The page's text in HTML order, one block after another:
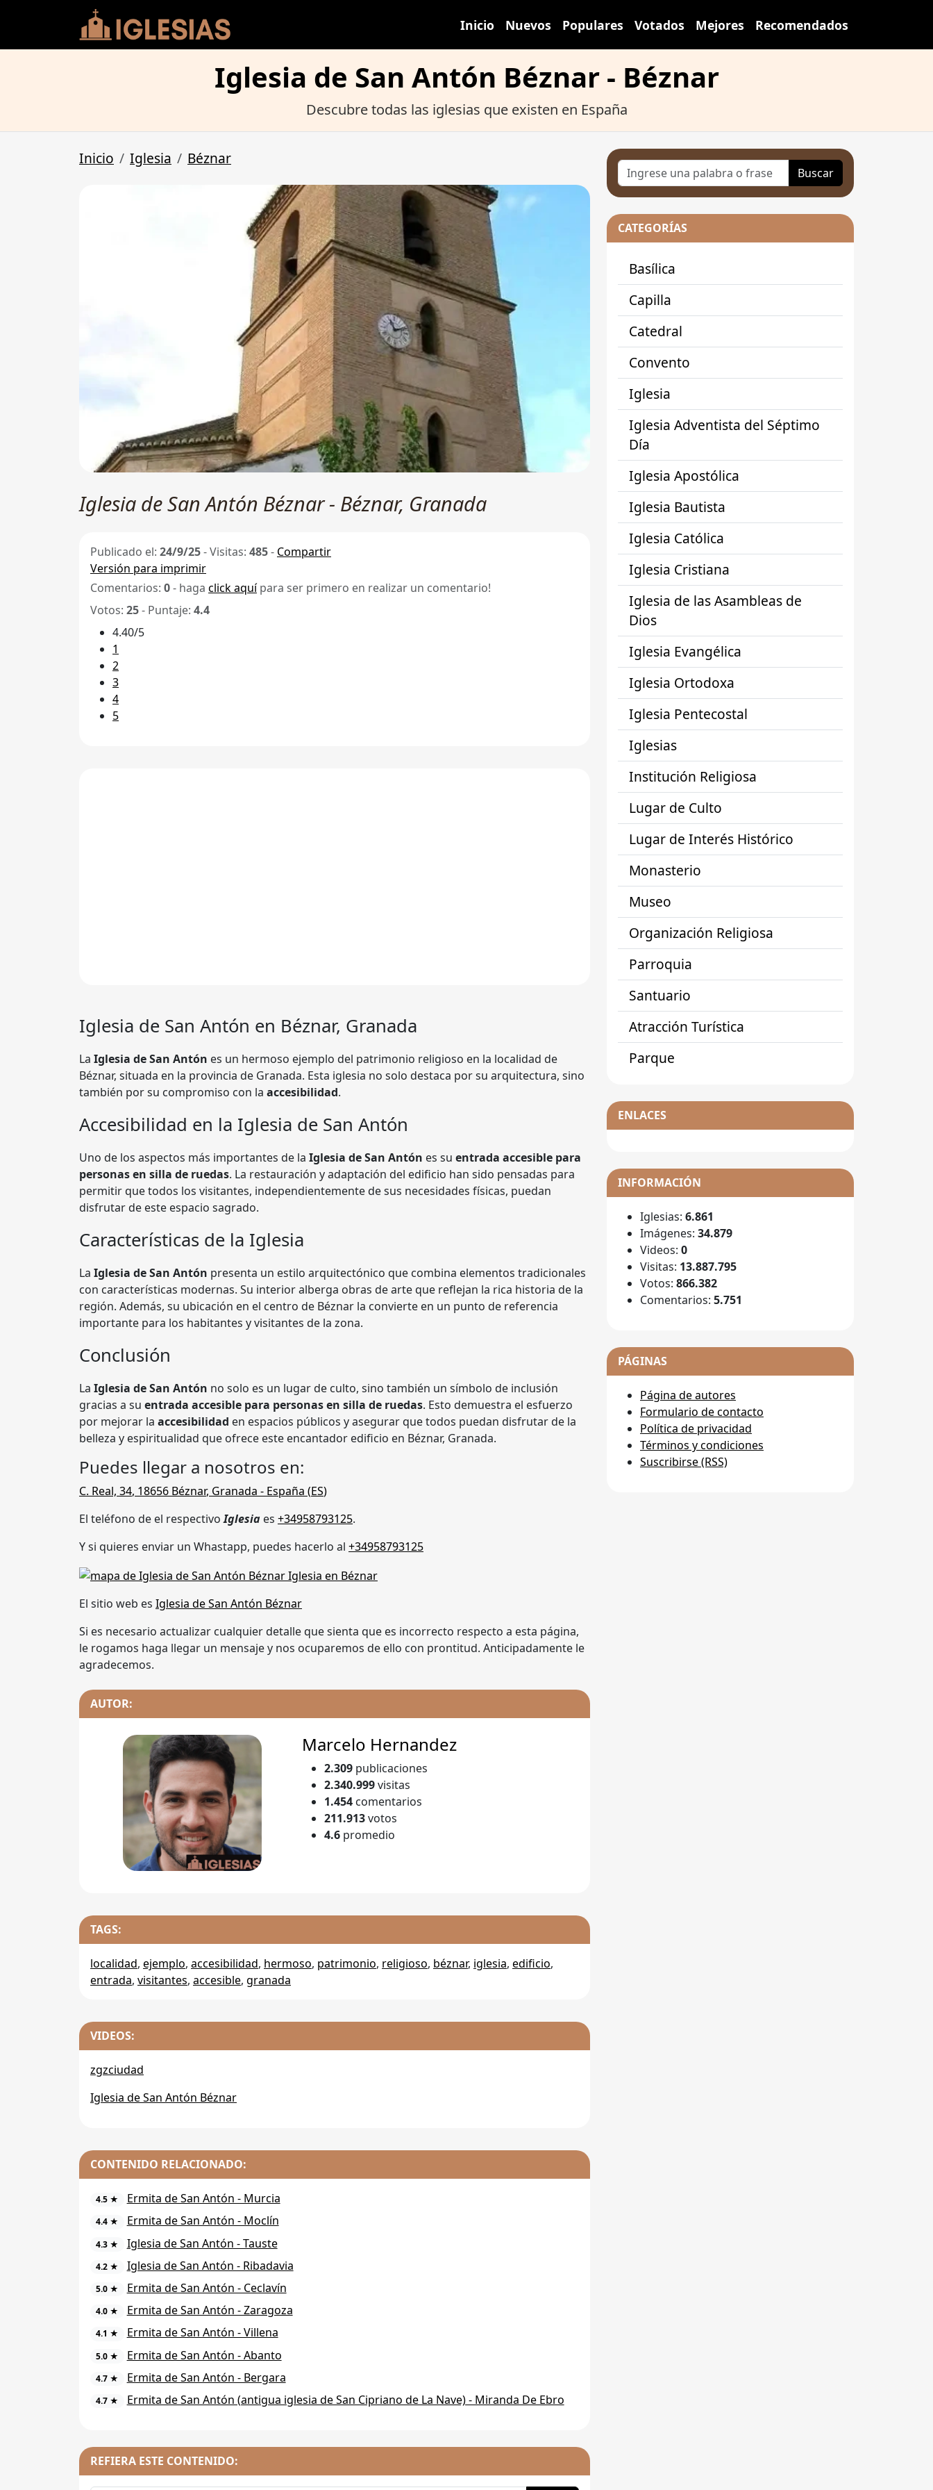
Inicio Nuevos Populares Votados Mejores Recomendados
Iglesia de San Antón Béznar - Béznar
Descubre todas las iglesias que existen en España
Inicio Iglesia Béznar
Iglesia de San Antón Béznar - Béznar, Granada
Publicado el: 24/9/25-Visitas: 485- Compartir
Versión para imprimir
Comentarios: 0- haga click aquípara ser primero en realizar un comentario!
Votos: 25- Puntaje: 4.4
4.40/5
1
2
3
4
5
Iglesia de San Antón en Béznar, Granada
La Iglesia de San Antón es un hermoso ejemplo del patrimonio religioso en la localidad de
Béznar, situada en la provincia de Granada. Esta iglesia no solo destaca por su arquitectura, sino
también por su compromiso con la accesibilidad.
Accesibilidad en la Iglesia de San Antón
Uno de los aspectos más importantes de la Iglesia de San Antón es su entrada accesible para
personas en silla de ruedas. La restauración y adaptación del edificio han sido pensadas para
permitir que todos los visitantes, independientemente de sus necesidades físicas, puedan
disfrutar de este espacio sagrado.
Características de la Iglesia
La Iglesia de San Antón presenta un estilo arquitectónico que combina elementos tradicionales
con características modernas. Su interior alberga obras de arte que reflejan la rica historia de la
región. Además, su ubicación en el centro de Béznar la convierte en un punto de referencia
importante para los habitantes y visitantes de la zona.
Conclusión
La Iglesia de San Antón no solo es un lugar de culto, sino también un símbolo de inclusión
gracias a su entrada accesible para personas en silla de ruedas. Esto demuestra el esfuerzo
por mejorar la accesibilidad en espacios públicos y asegurar que todos puedan disfrutar de la
belleza y espiritualidad que ofrece este encantador edificio en Béznar, Granada.
Puedes llegar a nosotros en:
C. Real, 34, 18656 Béznar, Granada - España (ES)
El teléfono de el respectivoIglesia es +34958793125.
Y si quieres enviar un Whastapp, puedes hacerlo al +34958793125
El sitio web es Iglesia de San Antón Béznar
Si es necesario actualizar cualquier detalle que sienta que es incorrecto respecto a esta página,
le rogamos haga llegar un mensaje y nos ocuparemos de ello con prontitud. Anticipadamente le
agradecemos.
AUTOR:
Marcelo Hernandez
2.309 publicaciones
2.340.999visitas
1.454 comentarios
211.913votos
4.6 promedio
TAGS:
localidad, ejemplo, accesibilidad, hermoso, patrimonio, religioso, béznar, iglesia, edificio,
entrada, visitantes, accesible, granada
VIDEOS:
zgzciudad
Iglesia de San Antón Béznar
CONTENIDO RELACIONADO:
4.5 ★ Ermita de San Antón - Murcia
4.4 ★ Ermita de San Antón - Moclín
4.3 ★ Iglesia de San Antón - Tauste
4.2 ★ Iglesia de San Antón - Ribadavia
5.0 ★ Ermita de San Antón - Ceclavín
4.0 ★ Ermita de San Antón - Zaragoza
4.1 ★ Ermita de San Antón - Villena
5.0 ★ Ermita de San Antón - Abanto
4.7 ★ Ermita de San Antón - Bergara
4.7 ★ Ermita de San Antón (antigua iglesia de San Cipriano de La Nave) - Miranda De Ebro
REFIERA ESTE CONTENIDO:
Buscar
CATEGORÍAS
Basílica
Capilla
Catedral
Convento
Iglesia
Iglesia Adventista del Séptimo
Día
Iglesia Apostólica
Iglesia Bautista
Iglesia Católica
Iglesia Cristiana
Iglesia de las Asambleas de
Dios
Iglesia Evangélica
Iglesia Ortodoxa
Iglesia Pentecostal
Iglesias
Institución Religiosa
Lugar de Culto
Lugar de Interés Histórico
Monasterio
Museo
Organización Religiosa
Parroquia
Santuario
Atracción Turística
Parque
ENLACES
INFORMACIÓN
Iglesias: 6.861
Imágenes: 34.879
Videos: 0
Visitas: 13.887.795
Votos: 866.382
Comentarios: 5.751
PÁGINAS
Página de autores
Formulario de contacto
Política de privacidad
Términos y condiciones
Suscribirse (RSS)